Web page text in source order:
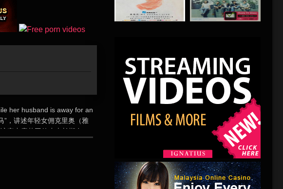
her husband is away for an
，讲述年轻女佣克里奥（雅
家中索菲亚的丈夫长期在
是以导演阿方索·卡隆的儿时